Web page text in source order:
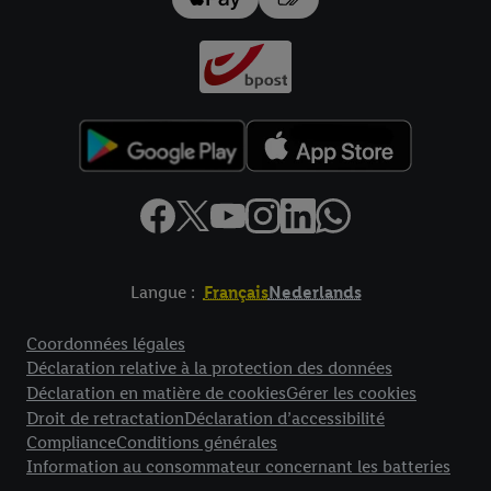
Langue : FrançaisNederlands
Coordonnées légales
Déclaration relative à la protection des données
Déclaration en matière de cookiesGérer les cookies
Droit de retractationDéclaration d’accessibilité
ComplianceConditions générales
Information au consommateur concernant les batteries